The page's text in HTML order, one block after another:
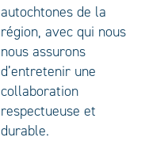
autochtones de la
région, avec qui nous
nous assurons
d’entretenir une
collaboration
respectueuse et
durable.